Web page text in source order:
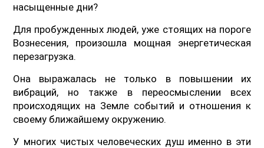
насыщенные дни?
Для пробужденных людей, уже стоящих на пороге
Вознесения, произошла мощная энергетическая
перезагрузка.
Она выражалась не только в повышении их
вибраций, но также в переосмыслении всех
происходящих на Земле событий и отношения к
своему ближайшему окружению.
У многих чистых человеческих душ именно в эти